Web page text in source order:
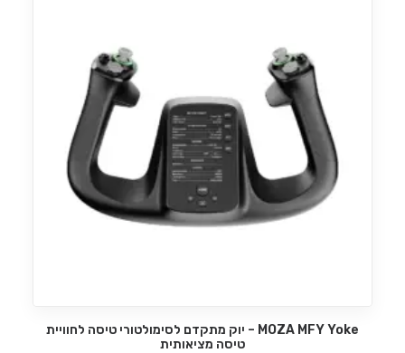
הוספה לסל
MOZA MFY Yoke – יוק מתקדם לסימולטורי טיסה לחוויית
טיסה מציאותית